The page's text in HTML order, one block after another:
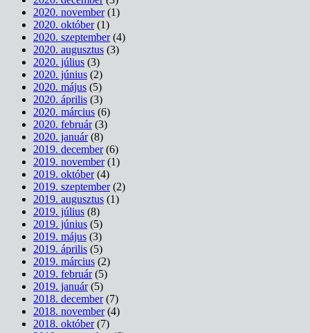
2020. november(1)
2020. október(1)
2020. szeptember(4)
2020. augusztus (3)
2020. július (3)
2020. június (2)
2020. május (5)
2020. április (3)
2020. március (6)
2020. február(3)
2020. január(8)
2019. december(6)
2019. november(1)
2019. október(4)
2019. szeptember(2)
2019. augusztus (1)
2019. július (8)
2019. június (5)
2019. május (3)
2019. április (5)
2019. március (2)
2019. február(5)
2019. január(5)
2018. december(7)
2018. november(4)
2018. október(7)